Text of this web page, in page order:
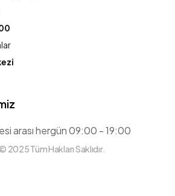
arası hergün 09:00 - 19:00
Tüm Hakları Saklıdır.